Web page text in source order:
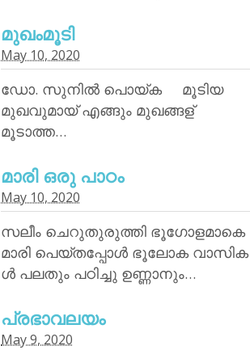
മുഖംമൂടി
May 10, 2020
ഡോ. സുനിൽ പൊയ്‌ക മൂടിയ
മുഖവുമായ് എങ്ങും മുഖങ്ങള്
മൂടാത്ത…
മാരി ഒരു പാഠം
May 10, 2020
സലീം ചെറുതുരുത്തി ഭൂഗോളമാകെ
മാരി പെയ്തപ്പോൾ ഭൂലോക വാസിക
ൾ പലതും പഠിച്ചു ഉണ്ണാനും…
പ്രഭാവലയം
May 9, 2020